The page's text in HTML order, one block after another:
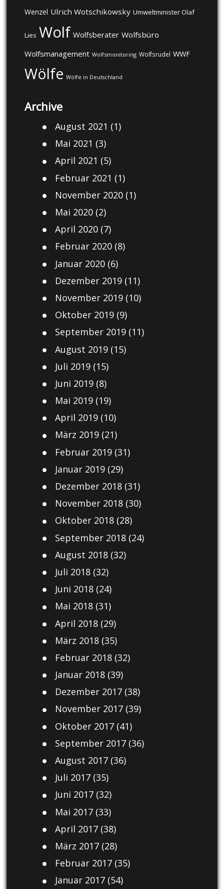
Wenzel Ulrich Wotschikowsky Umweltminister Olaf
Lies Wolf Wolfsberater Wolfsbüro
Wolfsmanagement Wolfsmonitoring Wolfsrudel WWF
Wölfe Wölfe in Deutschland
Archive
August 2021 (1)
Mai 2021 (3)
April 2021 (5)
Februar 2021 (1)
November 2020(1)
Mai 2020(2)
April 2020(7)
Februar 2020(8)
Januar 2020(6)
Dezember 2019(11)
November 2019(10)
Oktober 2019(9)
September 2019(11)
August 2019(15)
Juli 2019(15)
Juni 2019(8)
Mai 2019(19)
April 2019(10)
März 2019(21)
Februar 2019(31)
Januar 2019(29)
Dezember 2018(31)
November 2018(30)
Oktober 2018(28)
September 2018(24)
August 2018(32)
Juli 2018(32)
Juni 2018(24)
Mai 2018(31)
April 2018(29)
März 2018(35)
Februar 2018(32)
Januar 2018(39)
Dezember 2017(38)
November 2017(39)
Oktober 2017(41)
September 2017(36)
August 2017(36)
Juli 2017(35)
Juni 2017(32)
Mai 2017(33)
April 2017(38)
März 2017(28)
Februar 2017(35)
Januar 2017(54)